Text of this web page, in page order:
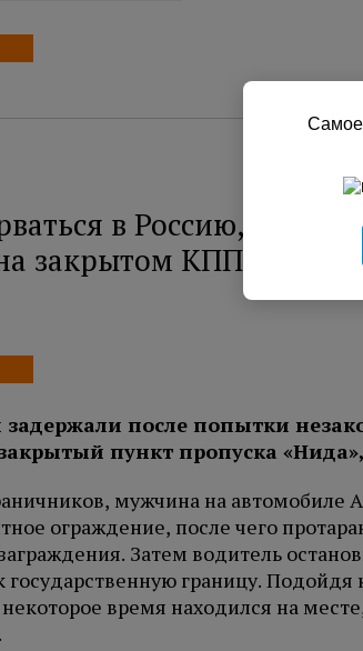
в Россию,
закрытом КПП
после попытки
пункт пропуска
мужчина на автомобиле
ограждение, после чего
Затем водитель
границу. Подойдя
время находился на
Самое